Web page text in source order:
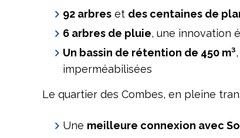
92 arbres et des centaines de
6 arbres de pluie, une innovation
Un bassin de rétention de 450 m³
imperméabilisées
Le quartier des Combes, en pleine
Une meilleure connexion avec